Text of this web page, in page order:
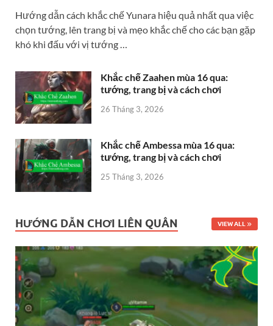
Hướng dẫn cách khắc chế Yunara hiệu quả nhất qua việc
chọn tướng, lên trang bị và mẹo khắc chế cho các bạn gặp
khó khi đấu với vị tướng …
Khắc chế Zaahen mùa 16 qua:
tướng, trang bị và cách chơi
26 Tháng 3, 2026
Khắc chế Ambessa mùa 16 qua:
tướng, trang bị và cách chơi
25 Tháng 3, 2026
HƯỚNG DẪN CHƠI LIÊN QUÂN VIEW ALL